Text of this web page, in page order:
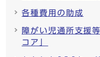
各種費用の助成
障がい児通所支援
コア」